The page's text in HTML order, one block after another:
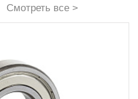
Смотреть все >